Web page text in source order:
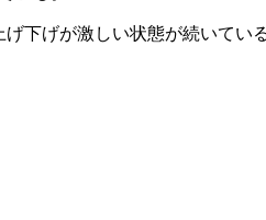
下げが激しい状態が続いている